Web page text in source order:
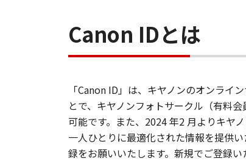
Canon IDとは
「Canon ID」は、キヤノンのオンライ
とで、キヤノンフォトサークル（有料
可能です。また、2024 年2 月よりキヤ
一人ひとりに最適化された情報を提供
録をお願いいたします。新規でご登録